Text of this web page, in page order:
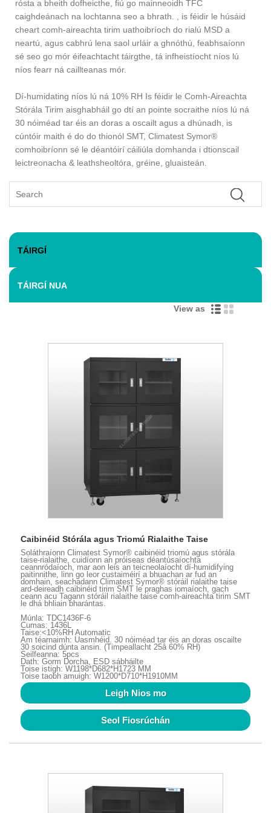
rósta a bheith dofheicthe, fiú go mainneoidh TFC
caighdeánach na lochtanna seo a bhrath. , is féidir le húsáid
cheart comh-aireachta tirim uathoibríoch do rialú MSD a
neartú, agus cabhrú lena saol urláir a ghnóthú, feabhsaíonn
sé seo go mór éifeachtacht táirgthe, tá infheistíocht níos lú
níos fearr ná caillteanas mór.
Dí-humidating níos lú ná 10% RH Is féidir le Comh-Aireachta
Stórála Tirim aisghabháil go dtí an pointe socraithe níos lú ná
30 nóiméad tar éis an doras a oscailt agus a dhúnadh, is
cúntóir maith é do do thionól SMT, Climatest Symor®
comhoibríonn sé le déantóirí cáiliúla domhanda i dtionscail
leictreonacha & leathsheoltóra, gréine, gluaisteán.
TÁIRGÍ
TÁIRGÍ NUA
View as
Caibinéid Stórála agus Triomú Rialaithe Taise
Soláthraíonn Climatest Symor® caibinéid triomú agus stórála
taise-rialaithe, cuidíonn an próiseas déantúsaíochta
ceannródaíoch, mar aon leis an teicneolaíocht dí-humidifying
paitinnithe, linn go leor custaiméirí a bhuachan ar fud an
domhain, seachadann Climatest Symor® stóráil rialaithe taise
ard-deireadh caibinéid tirim SMT le praghas iomaíoch, gach
ceann acu Tagann stóráil rialaithe taise comh-aireachta tirim SMT
le dhá bhliain bharántas.
Múnla: TDC1436F-6
Cumas: 1436L
Taise:<10%RH Automatic
Am téarnaimh: Uasmhéid. 30 nóiméad tar éis an doras oscailte
30 soicind dúnta ansin. (Timpeallacht 25â 60% RH)
Seilfeanna: 5pcs
Dath: Gorm Dorcha, ESD sábháilte
Toise istigh: W1198*D682*H1723 MM
Toise taobh amuigh: W1200*D710*H1910MM
Leigh Nios mo
Seol Fiosrúchán